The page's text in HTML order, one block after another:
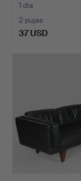
1 día
2 pujas
37 USD